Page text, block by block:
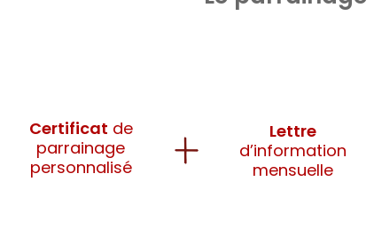
Certificat de
parrainage
personnalisé
Lettre
d’information
mensuelle